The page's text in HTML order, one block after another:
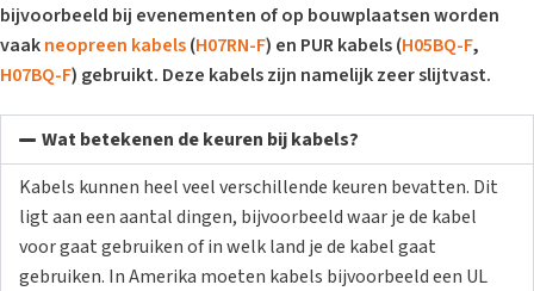
bijvoorbeeld bij evenementen of op bouwplaatsen worden
vaakneopreen kabels(H07RN-F) en PUR kabels (H05BQ-F,
H07BQ-F) gebruikt. Deze kabels zijn namelijk zeer slijtvast.
Wat betekenen de keuren bij kabels?
Kabels kunnen heel veel verschillende keuren bevatten. Dit
ligt aan een aantal dingen, bijvoorbeeld waar je de kabel
voor gaat gebruiken of in welk land je de kabel gaat
gebruiken. In Amerika moeten kabels bijvoorbeeld een UL